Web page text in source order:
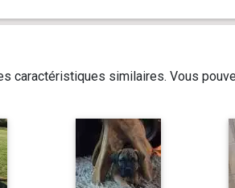
caractéristiques similaires. Vous